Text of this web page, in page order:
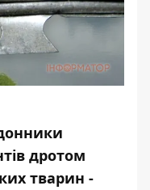
дротом
тварин -